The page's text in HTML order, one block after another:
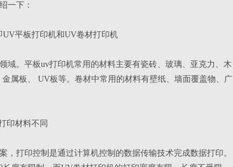
一下：
平板打印机和UV卷材打印机
域。平板uv打印机常用的材料主要有瓷砖、玻璃、亚克力、木
属板、 UV板等。卷材中常用的材料有壁纸、墙面覆盖物、广
印材料不同
，打印控制是通过计算机控制的数据传输技术完成数据打印。